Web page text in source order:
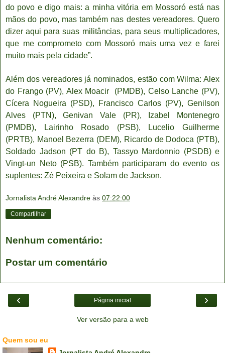
do povo e digo mais: a minha vitória em Mossoró está nas
mãos do povo, mas também nas destes vereadores. Quero
dizer aqui para suas militâncias, para seus multiplicadores,
que me comprometo com Mossoró mais uma vez e farei
muito mais pela cidade”.
Além dos vereadores já nominados, estão com Wilma: Alex
do Frango (PV), Alex Moacir
(PMDB), Celso Lanche (PV),
Cícera Nogueira (PSD), Francisco Carlos (PV), Genilson
Alves (PTN), Genivan Vale (PR), Izabel Montenegro
(PMDB), Lairinho Rosado (PSB), Lucelio Guilherme
(PRTB), Manoel Bezerra (DEM), Ricardo de Dodoca (PTB),
Soldado Jadson (PT do B), Tassyo Mardonnio (PSDB) e
Vingt-un Neto (PSB). Também participaram do evento os
suplentes: Zé Peixeira e Solam de Jackson.
Jornalista André Alexandre às 07:22:00
Compartilhar
Nenhum comentário:
Postar um comentário
‹ ›
Página inicial
Ver versão para a web
Quem sou eu